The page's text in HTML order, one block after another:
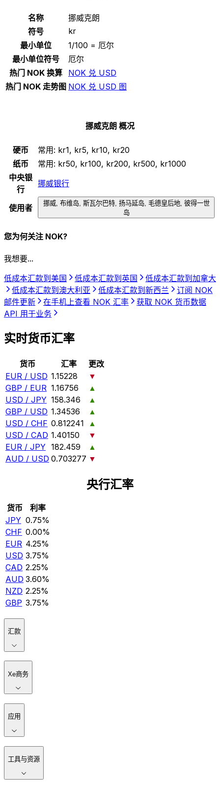
名称
挪威克朗
符号
kr
最小单位
1/100 = 厄尔
最小单位符号
厄尔
热门 NOK 换算
NOK 兑 USD
热门 NOK 走势图 NOK 兑 USD 图
挪威克朗 概况
硬币 常用: kr1, kr5, kr10, kr20
纸币
常用: kr50, kr100, kr200, kr500, kr1000
中央银
行
挪威银行
使用者
挪威, 布维岛, 斯瓦尔巴特, 扬马延岛, 毛德皇后地, 彼得一世
岛
您为何关注 NOK?
我想要...
低成本汇款到美国
低成本汇款到英国
低成本汇款到加拿大
低成本汇款到澳大利亚
低成本汇款到新西兰
订阅 NOK
邮件更新
在手机上查看 NOK 汇率
获取 NOK 货币数据
API 用于业务
实时货币汇率
货币 汇率
更改
EUR / USD 1.15228
▼
GBP / EUR 1.16756
▲
USD / JPY 158.346
▲
GBP / USD 1.34536
▲
USD / CHF 0.812241
▲
USD / CAD 1.40150
▼
EUR / JPY 182.459
▲
AUD / USD 0.703277 ▼
央行汇率
货币
利率
JPY 0.75%
CHF 0.00%
EUR 4.25%
USD 3.75%
CAD 2.25%
AUD 3.60%
NZD 2.25%
GBP 3.75%
汇款
Xe商务
应用
工具与资源